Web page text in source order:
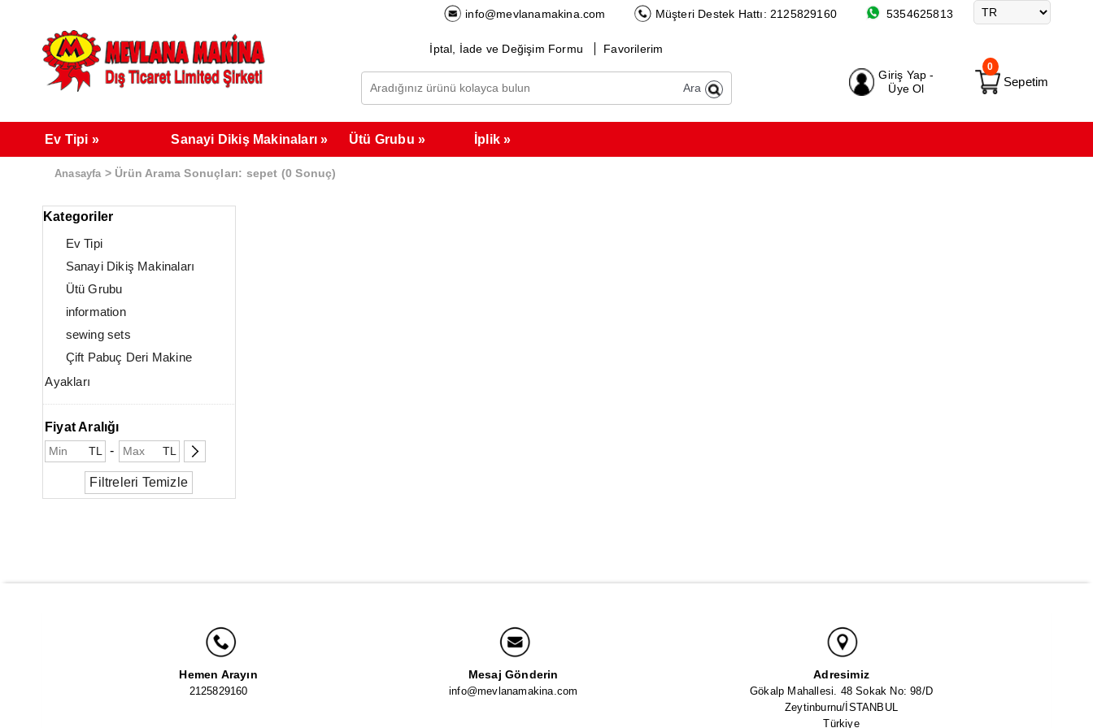
info@mevlanamakina.com Müşteri Destek Hattı: 2125829160 5354625813
İptal, İade ve Değişim Formu Favorilerim
Ara
Giriş Yap -
Üye Ol
Sepetim
0
Ev Tipi Sanayi Dikiş Makinaları Ütü Grubu İplik
Anasayfa > Ürün Arama Sonuçları: sepet (0 Sonuç)
Kategoriler
Ev Tipi
Sanayi Dikiş Makinaları
Ütü Grubu
information
sewing sets
Çift Pabuç Deri Makine
Ayakları
İplik
Fiyat Aralığı
TL - TL
Filtreleri Temizle
Hemen Arayın
2125829160
Mesaj Gönderin
info@mevlanamakina.com
Adresimiz
Gökalp Mahallesi. 48 Sokak No: 98/D
Zeytinburnu/İSTANBUL
Türkiye